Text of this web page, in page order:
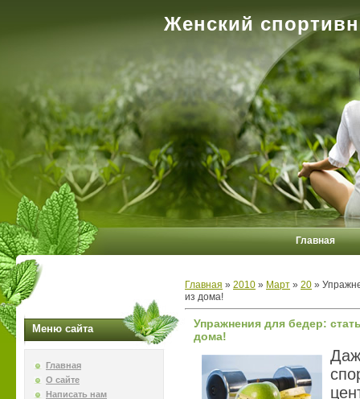
Женский
Главная
Меню сайта
Главная
О сайте
Написать нам
Главная » 2010 » Март » 20 »
из дома!
Упражнения для бедер:
дома!